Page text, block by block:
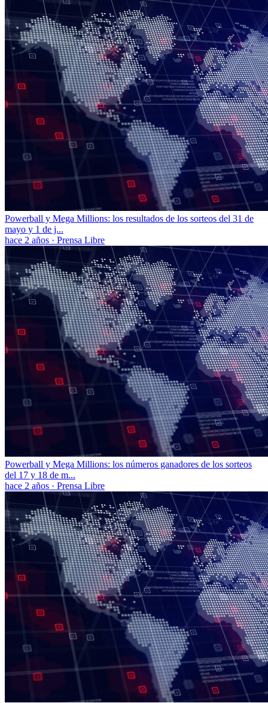
Powerball y Mega Millions: los resultados de los sorteos del 31 de
mayo y 1 de j...
hace 2 años · Prensa Libre
Powerball y Mega Millions: los números ganadores de los sorteos
del 17 y 18 de m...
hace 2 años · Prensa Libre